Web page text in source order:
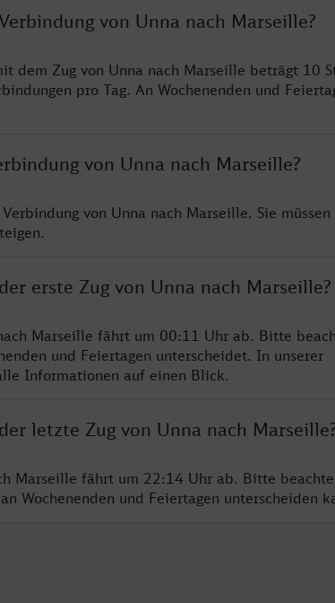
von Unna nach Marseille?
dem Zug von Unna nach Marseille beträgt 10
pro Tag. An Wochenenden und
von Unna nach Marseille?
von Unna nach Marseille. Sie
erste Zug von Unna nach Marseille?
Marseille fährt um 00:11 Uhr ab. Bitte
und Feiertagen unterscheidet. In unserer
Informationen auf einen Blick.
letzte Zug von Unna nach
Marseille fährt um 22:14 Uhr ab. Bitte
Wochenenden und Feiertagen unterscheiden